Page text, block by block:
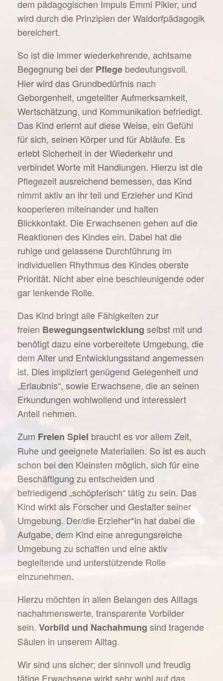
dem pädagogischen Impuls Emmi Pikler, und
wird durch die Prinzipien der Waldorfpädagogik
bereichert.
So ist die immer wiederkehrende, achtsame
Begegnung bei der Pflege bedeutungsvoll.
Hier wird das Grundbedürfnis nach
Geborgenheit, ungeteilter Aufmerksamkeit,
Wertschätzung, und Kommunikation befriedigt.
Das Kind erlernt auf diese Weise, ein Gefühl
für sich, seinen Körper und für Abläufe. Es
erlebt Sicherheit in der Wiederkehr und
verbindet Worte mit Handlungen. Hierzu ist die
Pflegezeit ausreichend bemessen, das Kind
nimmt aktiv an ihr teil und Erzieher und Kind
kooperieren miteinander und halten
Blickkontakt. Die Erwachsenen gehen auf die
Reaktionen des Kindes ein. Dabei hat die
ruhige und gelassene Durchführung im
individuellen Rhythmus des Kindes oberste
Priorität. Nicht aber eine beschleunigende oder
gar lenkende Rolle.
Das Kind bringt alle Fähigkeiten zur
freien Bewegungsentwicklung selbst mit und
benötigt dazu eine vorbereitete Umgebung, die
dem Alter und Entwicklungsstand angemessen
ist. Dies impliziert genügend Gelegenheit und
„Erlaubnis“, sowie Erwachsene, die an seinen
Erkundungen wohlwollend und interessiert
Anteil nehmen.
Zum Freien Spiel braucht es vor allem Zeit,
Ruhe und geeignete Materialien. So ist es auch
schon bei den Kleinsten möglich, sich für eine
Beschäftigung zu entscheiden und
befriedigend „schöpferisch“ tätig zu sein. Das
Kind wirkt als Forscher und Gestalter seiner
Umgebung. Der/die Erzieher*in hat dabei die
Aufgabe, dem Kind eine anregungsreiche
Umgebung zu schaffen und eine aktiv
begleitende und unterstützende Rolle
einzunehmen.
Hierzu möchten in allen Belangen des Alltags
nachahmenswerte, transparente Vorbilder
sein. Vorbild und Nachahmung sind tragende
Säulen in unserem Alltag.
Wir sind uns sicher; der sinnvoll und freudig
tätige Erwachsene wirkt sehr wohl auf das